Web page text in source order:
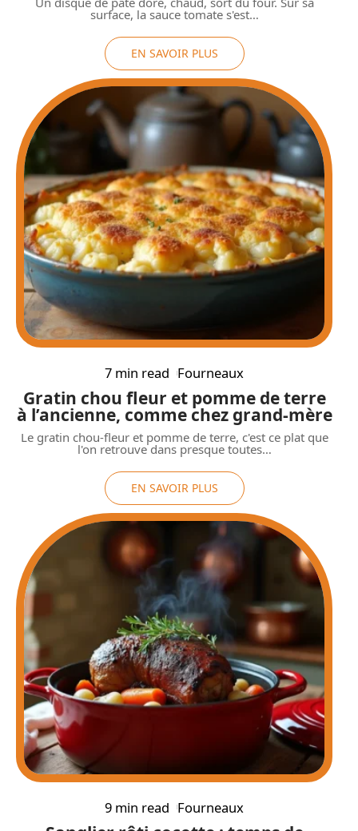
surface, la sauce tomate s'est…
EN SAVOIR PLUS
7 min read Fourneaux
Gratin chou fleur et pomme de terre
à l’ancienne, comme chez grand-mère
Le gratin chou-fleur et pomme de terre, c'est ce plat que
l'on retrouve dans presque toutes…
EN SAVOIR PLUS
9 min read Fourneaux